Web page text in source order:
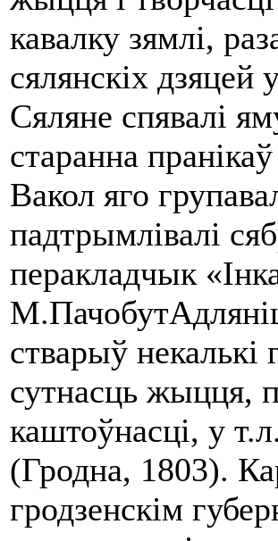
кавалку зямлі,
сялянскіх
Сяляне спявалі
старанна
Вакол яго
падтрымлівалі
перакладчык
стварыў некалькі
сутнасць жыцця,
каштоўнасці, у
(Гродна, 1803).
гродзенскім